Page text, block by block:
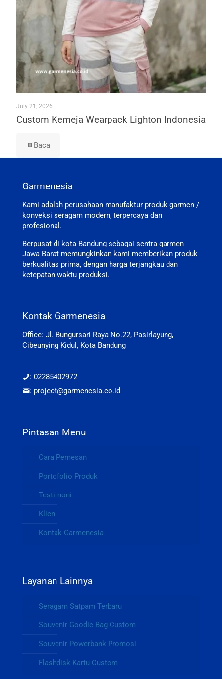
July 21, 2026
Custom Kemeja Wearpack Lighton Indonesia
Baca
Garmenesia
Kami adalah perusahaan manufaktur produk garmen /
konveksi seragam modern, terpercaya dan
profesional.
Berpusat di kota Bandung sebagai sentra garmen
Jawa Barat memungkinkan kami memberikan produk
berkualitas prima, dengan harga terjangkau dan
ketepatan waktu produksi.
Kontak Garmenesia
Office: Jl. Bungursari Raya No.22, Pasirlayung,
Cibeunying Kidul, Kota Bandung
: 02285402972
: project@garmenesia.co.id
Pintasan Menu
Cara Pemesan
Portofolio Produk
Testimoni
Klien
Kontak Garmenesia
Layanan Lainnya
Seragam Satpam Terbaru
Souvenir Goodie Bag Custom
Souvenir Powerbank Promosi
Flashdisk Kartu Custom